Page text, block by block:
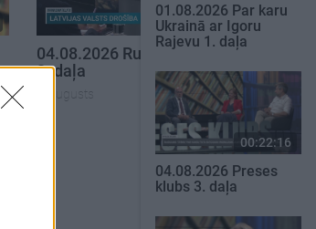
00:23:04
04.08.2026 Runāsim atklāti
2. daļa
4. augusts
SKATĪT VISUS
01.08.2026 Par karu
Ukrainā ar Igoru
Rajevu 1. daļa
00:22:16
04.08.2026 Preses
klubs 3. daļa